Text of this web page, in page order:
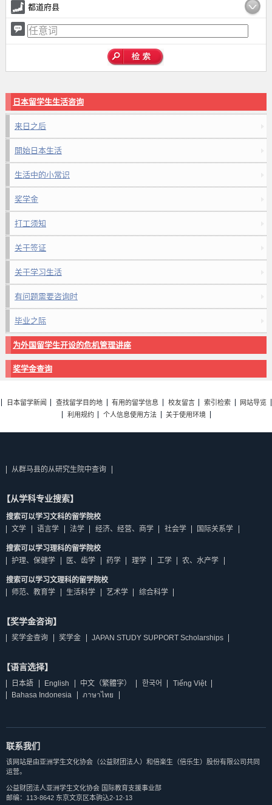
都道府县
日本留学生生活咨询
来日之后
開始日本生活
生活中的小常识
奖学金
打工须知
关于签证
关于学习生活
有问题需要咨询时
毕业之际
为外国留学生开设的危机管理讲座
奖学金查询
日本留学新闻 查找留学目的地 有用的留学信息 校友留言 索引检索
网站导览
利用规约
个人信息使用方法 关于使用环境
从群马县的从研究生院中查询
【从学科专业搜索】
搜索可以学习文科的留学院校
文学
语言学 法学 经济、经营、商学 社会学 国际关系学
搜索可以学习理科的留学院校
护理、保健学
医、齿学 药学 理学 工学 农、水产学
搜索可以学习文理科的留学院校
师范、教育学
生活科学 艺术学 综合科学
【奖学金咨询】
奖学金查询 奖学金 JAPAN STUDY SUPPORT Scholarships
【语言选择】
日本語 English 中文（繁體字） 한국어
Tiếng Việt
Bahasa Indonesia
ภาษาไทย
联系我们
该网站是由亚洲学生文化协会（公益财团法人）和倍楽生（倍乐生）股份有限公司共同
运营。
公益财团法人亚洲学生文化协会 国际教育支援事业部
邮编：113-8642 东京文京区本驹込2-12-13